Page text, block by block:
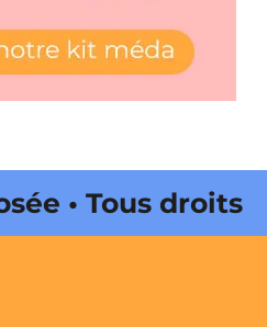
• Tous droits